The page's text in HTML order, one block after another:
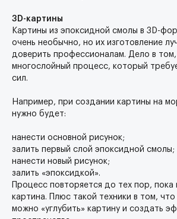
3D-картины
Картины из эпоксидной смолы в 3D-
очень необычно, но их изготовление
доверить профессионалам. Дело в
многослойный процесс, который
сил.
Например, при создании картины на
нужно будет:
нанести основной рисунок;
залить первый слой эпоксидной смолы;
нанести новый рисунок;
залить «эпоксидкой».
Процесс повторяется до тех пор, пока
картина. Плюс такой техники в том,
можно «углубить» картину и создать